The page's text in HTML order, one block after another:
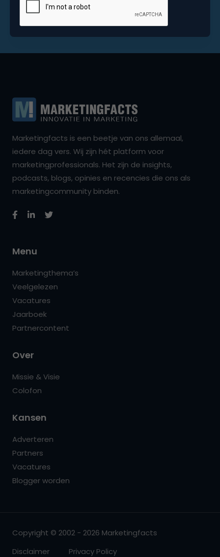
Marketingfacts is een beetje van ons allemaal,
iedere dag vers. Wij zijn hét platform voor
marketingprofessionals. Het zijn de insights,
podcasts, blogs, opinies en recencies die ons als
marketingcommunity binden.
Menu
Marketingthema’s
Veelgelezen
Vacatures
Jaarboek
Partnercontent
Over
Missie & Visie
Colofon
Kansen
Adverteren
Partners
Vacatures
Blogger worden
Copyright © 2002 - 2026 Marketingfacts
Disclaimer
Privacy Policy